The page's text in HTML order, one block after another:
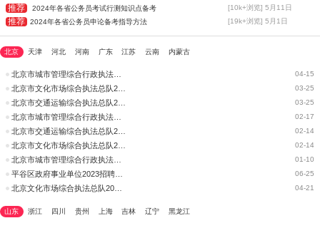
推荐 2024年各省公务员考试行测知识点备考 [10k+浏览] 5月11日
推荐 2024年各省公务员申论备考指导方法 [19k+浏览] 5月1日
北京 天津 河北 河南 广东 江苏 云南 内蒙古
04-15
03-25
03-25
02-17
02-14
02-14
01-10
06-25
04-21
山东 浙江 四川 贵州 上海 吉林 辽宁 黑龙江